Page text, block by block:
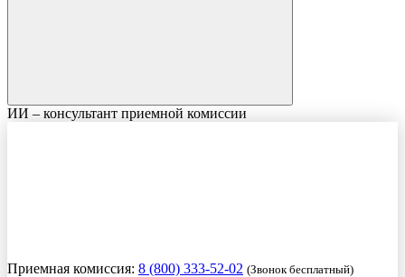
ИИ – консультант приемной комиссии
Приемная комиссия: 8 (800) 333-52-02 (Звонок бесплатный)